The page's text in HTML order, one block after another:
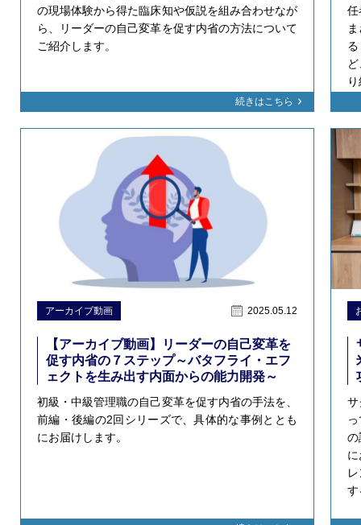
の現場体験から得た臨床知や仮説を組み合わせなが
ら、リーダーの自己変革を促す内省の方法について
ご紹介します。
続きはこちら
任
アーカイブ動画 2025.05.12
【アーカイブ動画】リーダーの自己変革を
促す内省の７ステップ～バタフライ・エフ
ェクトを生み出す内面からの能力開発～
初級・中級管理職の自己変革を促す内省の手法を、
前編・後編の2回シリーズで、具体的な事例ととも
にお届けします。
サ
の
す